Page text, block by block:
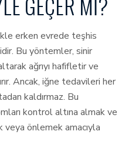
erken evrede teşhis
Bu yöntemler, sinir
ağrıyı hafifletir ve
Ancak, iğne tedavileri her
kaldırmaz. Bu
kontrol altına almak ve
önlemek amacıyla